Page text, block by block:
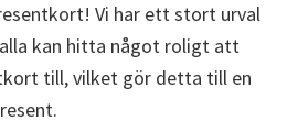
Vi har ett stort urval
kan hitta något roligt att
till, vilket gör detta till en